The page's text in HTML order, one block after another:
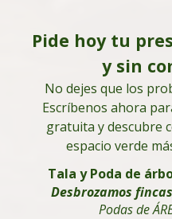
Pide hoy tu
y sin
No dejes que los
Escríbenos ahora
gratuita y descubre
espacio verde
Tala y Poda de
Desbrozamos
Podas de